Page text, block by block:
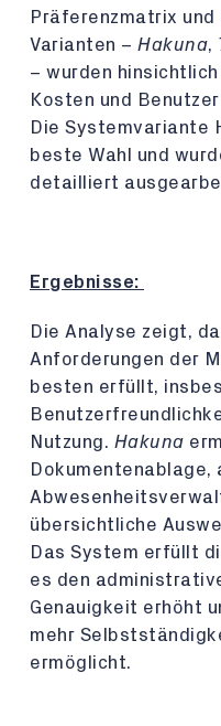
Präferenzmatrix
Varianten – Hakuna,
– wurden
Kosten und
Die Systemvariante
beste Wahl und
detailliert
Ergebnisse:
Die Analyse zeigt,
Anforderungen der
besten erfüllt,
Nutzung. Hakuna
übersichtliche
Das System erfüllt
es den
Genauigkeit erhöht
mehr
ermöglicht.